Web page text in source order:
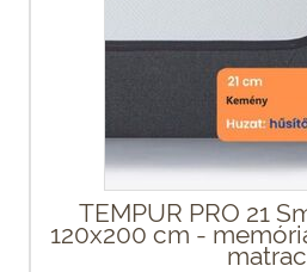
TEMPUR PRO 21
120x200 cm -
matrac